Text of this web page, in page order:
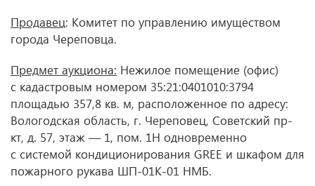
Продавец: Комитет по управлению имуществом
города Череповца.
Предмет аукциона: Нежилое помещение (офис)
с кадастровым номером 35:21:0401010:3794
площадью 357,8 кв. м, расположенное по адресу:
Вологодская область, г. Череповец, Советский пр-
кт, д. 57, этаж — 1, пом. 1Н одновременно
с системой кондиционирования GREE и шкафом для
пожарного рукава ШП-01К-01 НМБ.